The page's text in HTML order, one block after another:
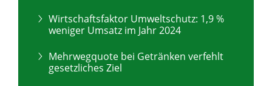
Wirtschaftsfaktor Umweltschutz: 1,9 %
weniger Umsatz im Jahr 2024
Mehrwegquote bei Getränken verfehlt
gesetzliches Ziel